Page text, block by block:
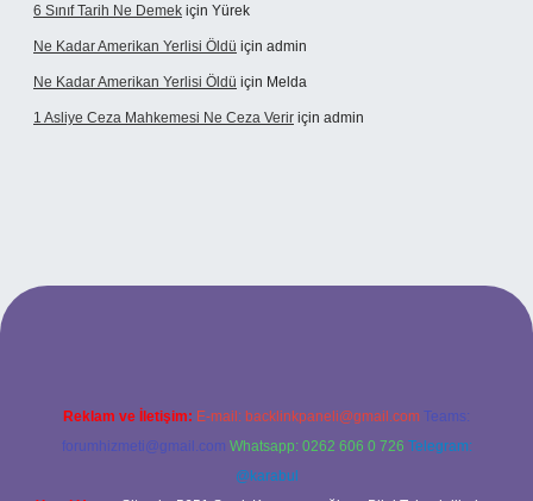
6 Sınıf Tarih Ne Demek için Yürek
Ne Kadar Amerikan Yerlisi Öldü için admin
Ne Kadar Amerikan Yerlisi Öldü için Melda
1 Asliye Ceza Mahkemesi Ne Ceza Verir için admin
Reklam ve İletişim: E-mail: backlinkpaneli@gmail.com Teams:
forumhizmeti@gmail.com Whatsapp: 0262 606 0 726 Telegram:
@karabul